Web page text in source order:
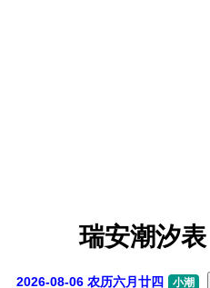
瑞安潮汐表
2026-08-06 农历六月廿四 小潮